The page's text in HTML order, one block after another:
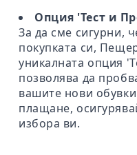
Опция 'Тест и
За да сме сигурни,
покупката си,
уникалната опция
позволява да
вашите нови
плащане,
избора ви.